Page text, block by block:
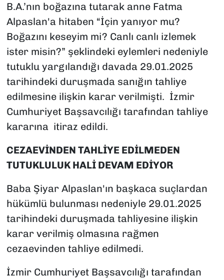
B.A.’nın boğazına tutarak anne Fatma
Alpaslan'a hitaben “İçin yanıyor mu?
Boğazını keseyim mi? Canlı canlı izlemek
ister misin?” şeklindeki eylemleri nedeniyle
tutuklu yargılandığı davada 29.01.2025
tarihindeki duruşmada sanığın tahliye
edilmesine ilişkin karar verilmişti. İzmir
Cumhuriyet Başsavcılığı tarafından tahliye
kararına itiraz edildi.
CEZAEVİNDEN TAHLİYE EDİLMEDEN
TUTUKLULUK HALİ DEVAM EDİYOR
Baba Şiyar Alpaslan'ın başkaca suçlardan
hükümlü bulunması nedeniyle 29.01.2025
tarihindeki duruşmada tahliyesine ilişkin
karar verilmiş olmasına rağmen
cezaevinden tahliye edilmedi.
İzmir Cumhuriyet Başsavcılığı tarafından